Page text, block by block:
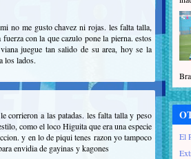
no me gusto chavez ni rojas. les falta talla,
con la que cazulo pone la pierna. estos
juegue tan salido de su area, hoy se la
los lados.
corrieron a las patadas. les falta talla y peso
como el loco Higuita que era una especie
y en lo de piqui tenes razon yo tampoco
envidia de gayinas y kagones
El